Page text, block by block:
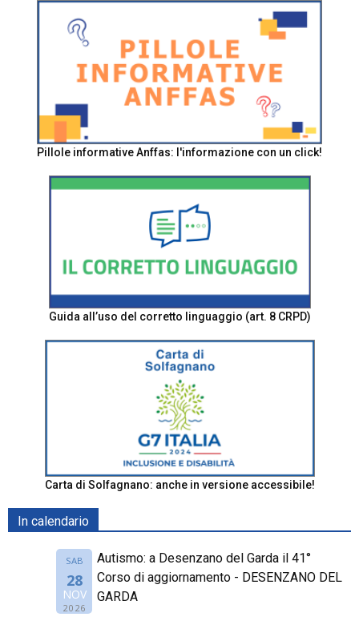
Pillole informative Anffas: l'informazione con un click!
Guida all’uso del corretto linguaggio (art. 8 CRPD)
Carta di Solfagnano: anche in versione accessibile!
In calendario
SAB
28
NOV
2026
Autismo: a Desenzano del Garda il 41°
Corso di aggiornamento - DESENZANO DEL
GARDA